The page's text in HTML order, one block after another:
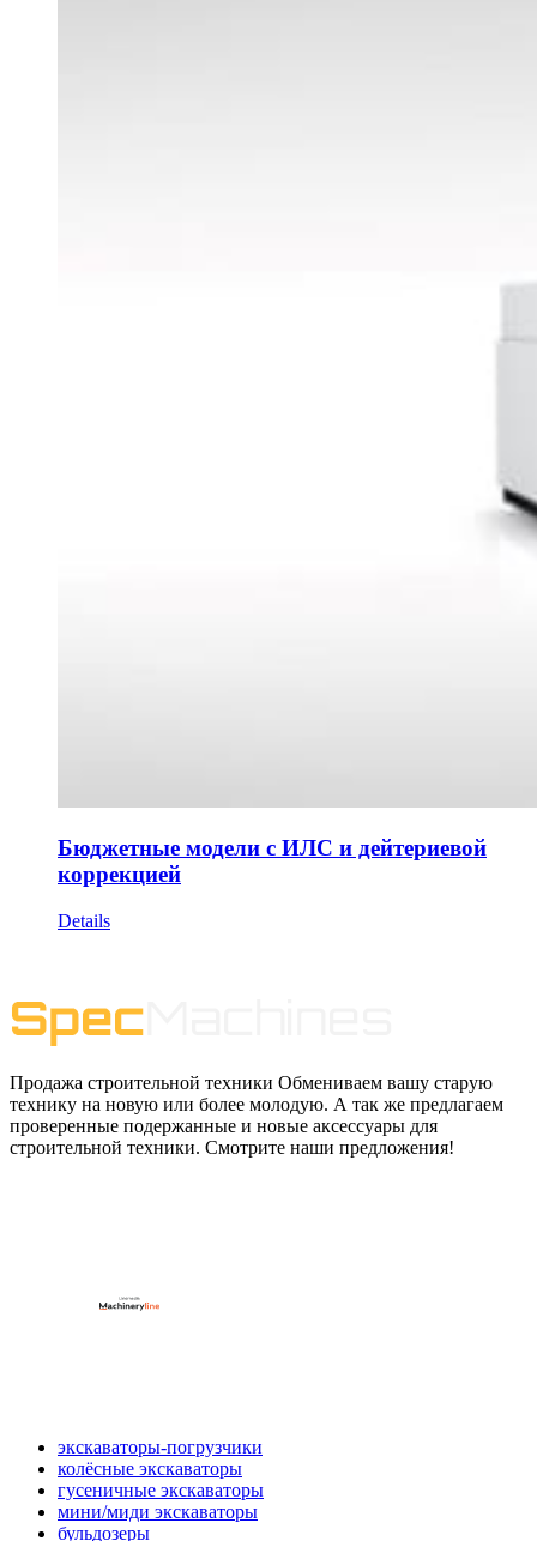
Бюджетные модели с ИЛС и дейтериевой
коррекцией
Details
Продажа строительной техники Обмениваем вашу старую
технику на новую или более молодую. А так же предлагаем
проверенные подержанные и новые аксессуары для
строительной техники. Смотрите наши предложения!
экскаваторы-погрузчики
колёсные экскаваторы
гусеничные экскаваторы
мини/миди экскаваторы
бульдозеры